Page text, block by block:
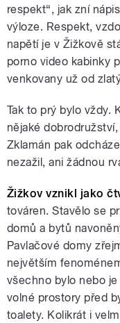
respekt“, jak zní
výloze. Respekt,
napětí je v Žižkově
porno video kabinky
venkovany už od
Tak to prý bylo vždy.
nějaké
Zklamán pak
nezažil, ani žádnou
Žižkov vznikl jako
továren. Stavělo se
domů a bytů
Pavlačové domy
největším
všechno bylo nebo
volné prostory před
toalety. Kolikrát i